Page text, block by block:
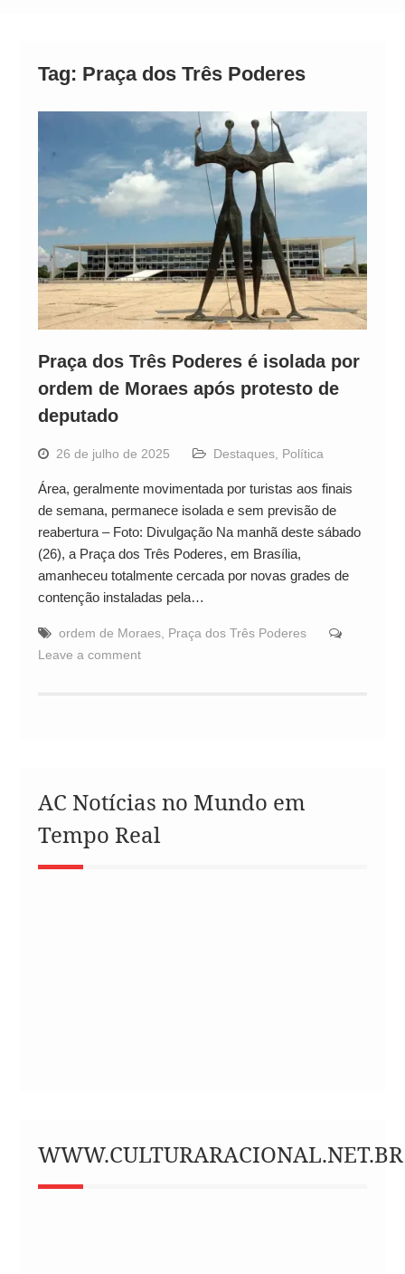
polêmica
Tag: Praça dos Três Poderes
Praça dos Três Poderes é isolada por
ordem de Moraes após protesto de
deputado
26 de julho de 2025 Destaques, Política
Área, geralmente movimentada por turistas aos finais
de semana, permanece isolada e sem previsão de
reabertura – Foto: Divulgação Na manhã deste sábado
(26), a Praça dos Três Poderes, em Brasília,
amanheceu totalmente cercada por novas grades de
contenção instaladas pela…
ordem de Moraes, Praça dos Três Poderes
Leave a comment
AC Notícias no Mundo em
Tempo Real
WWW.CULTURARACIONAL.NET.BR